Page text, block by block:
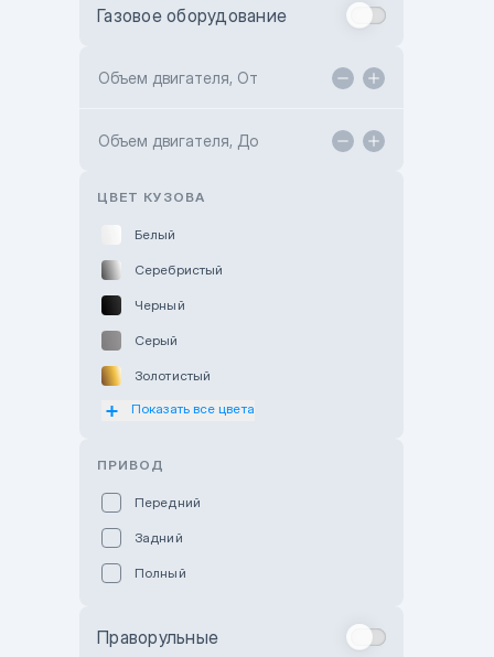
Toyota Kokshetau
Hyundai ShymCity
Газовое оборудование
Объем двигателя, От
Объем двигателя, До
ЦВЕТ КУЗОВА
Белый
Серебристый
Черный
Серый
Золотистый
Оранжевый
Показать все цвета
ПРИВОД
Передний
Задний
Полный
Праворульные